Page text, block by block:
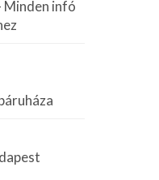
Minden infó